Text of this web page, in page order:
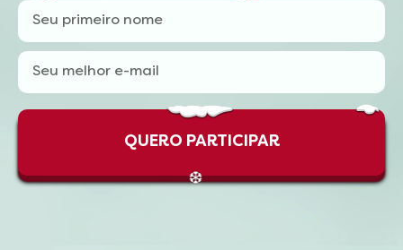
QUERO PARTICIPAR